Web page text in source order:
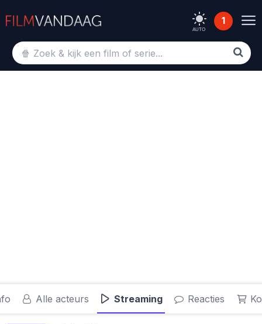
AUTO
1
Alle acteurs Streaming Reacties